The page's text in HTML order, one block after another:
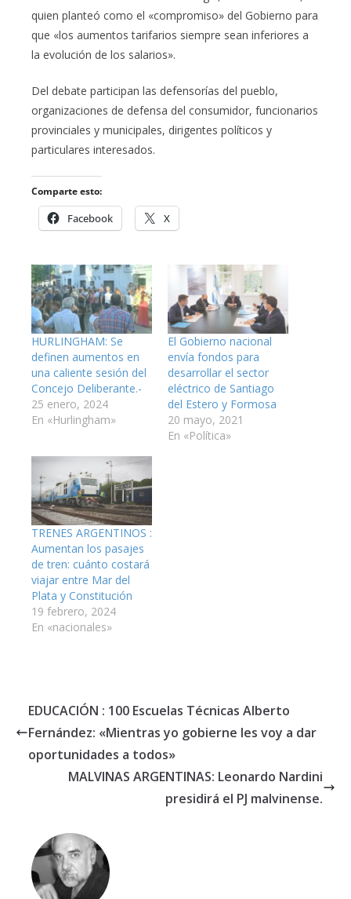
quien planteó como el «compromiso» del Gobierno para
que «los aumentos tarifarios siempre sean inferiores a
la evolución de los salarios».
Del debate participan las defensorías del pueblo,
organizaciones de defensa del consumidor, funcionarios
provinciales y municipales, dirigentes políticos y
particulares interesados.
Comparte esto:
Facebook X
HURLINGHAM: Se
definen aumentos en
una caliente sesión del
Concejo Deliberante.-
25 enero, 2024
En «Hurlingham»
El Gobierno nacional
envía fondos para
desarrollar el sector
eléctrico de Santiago
del Estero y Formosa
20 mayo, 2021
En «Política»
TRENES ARGENTINOS :
Aumentan los pasajes
de tren: cuánto costará
viajar entre Mar del
Plata y Constitución
19 febrero, 2024
En «nacionales»
EDUCACIÓN : 100 Escuelas Técnicas Alberto
Fernández: «Mientras yo gobierne les voy a dar
oportunidades a todos»
MALVINAS ARGENTINAS: Leonardo Nardini
presidirá el PJ malvinense.